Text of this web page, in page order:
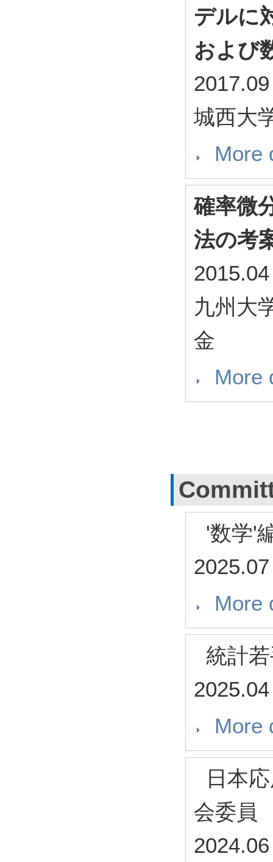
デルに
および
2017.09
城西大
More
確率微
法の考
2015.04
九州大
金
More
'数学'
2025.07
More
統計
2025.04
More
日本
会委員
2024.06